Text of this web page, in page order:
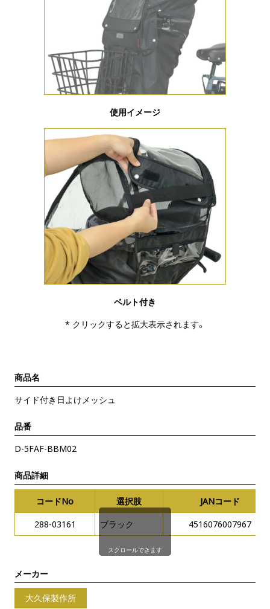
使用イメージ
ベルト付き
* クリックすると拡大表示されます。
商品名
サイド付き日よけメッシュ
品番
D-5FAF-BBM02
商品詳細
コードNo 選択肢
JANコード
288-03161
ブラック 4516076007967
スクロールできます
メーカー
大久保製作所